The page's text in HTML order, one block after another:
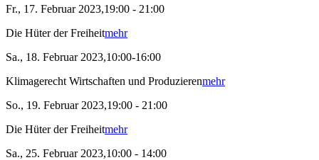
Fr., 17. Februar 2023,19:00 - 21:00
Die Hüter der Freiheitmehr
Sa., 18. Februar 2023,10:00-16:00
Klimagerecht Wirtschaften und Produzierenmehr
So., 19. Februar 2023,19:00 - 21:00
Die Hüter der Freiheitmehr
Sa., 25. Februar 2023,10:00 - 14:00